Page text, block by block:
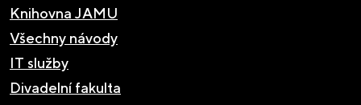
Knihovna JAMU
Všechny návody
IT služby
Divadelní fakulta